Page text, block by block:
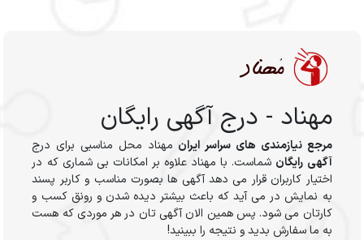
مهناد - درج آگهی رایگان
مرجع نیازمندی های سراسر ایران مهناد محل مناسبی برای درج
آگهی رایگان شماست. با مهناد علاوه بر امکانات بی شماری که در
اختیار کاربران قرار می دهد آگهی ها بصورت مناسب و کاربر پسند
به نمایش در می آید که باعث بیشتر دیده شدن و رونق کسب و
کارتان می شود. پس همین الان آگهی تان در هر موردی که هست
به ما سفارش بدید و نتیجه را ببینید!